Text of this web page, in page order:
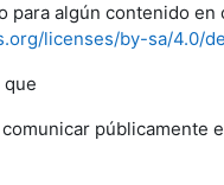
para algún contenido
licenses/by-sa/4.0/
que
públicamente